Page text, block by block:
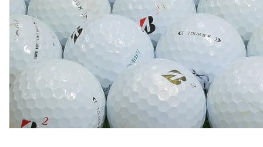
スキル別のおすすめ度と結論
購入前に確認する選び方とチェックポイント
（状態・ランク・コスパ）
状態（外観と飛距離性能の見極め）
ランクと品質判断、コスパの考え方
デメリット（正直な注意点）
注意点・考えられるデメリット（ロストボール